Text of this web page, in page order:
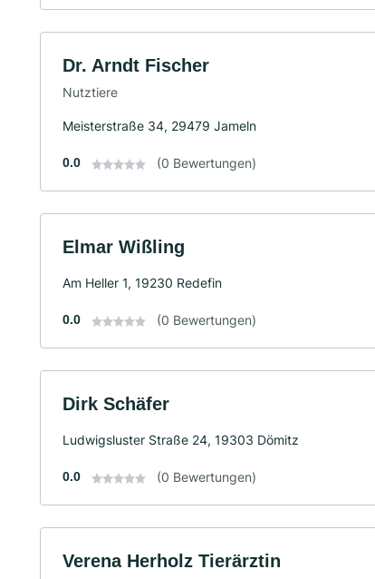
Dr. Arndt Fischer
Nutztiere
Meisterstraße 34, 29479 Jameln
0.0 (0 Bewertungen)
Elmar Wißling
Am Heller 1, 19230 Redefin
0.0 (0 Bewertungen)
Dirk Schäfer
Ludwigsluster Straße 24, 19303 Dömitz
0.0 (0 Bewertungen)
Verena Herholz Tierärztin